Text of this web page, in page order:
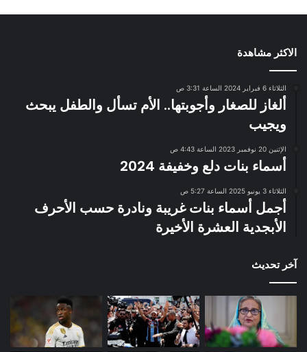
الاكثر مشاهدة
الثلاثاء 6 فبراير 2024 الساعة 3:31 ص
ألغاز للصغار وأجوبتها.. الأم تسأل والطفل يبحث
ويجيب
الإثنين 20 نوفمبر 2023 الساعة 4:43 ص
أسماء بنات دلع وخفيفة 2024
الثلاثاء 3 يونيو 2025 الساعة 5:27 ص
أجمل أسماء بنات غريبة ونادرة حسب الأحرف
الأبجدية العشرة الأخيرة
آخر تحديث